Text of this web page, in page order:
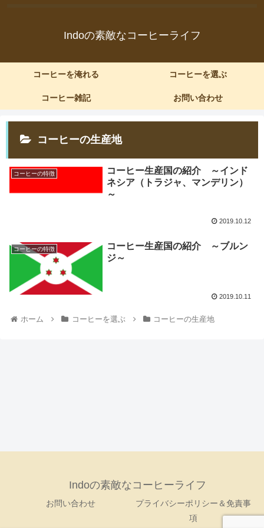
Indoの素敵なコーヒーライフ
コーヒーを淹れる コーヒーを選ぶ
コーヒー雑記 お問い合わせ
コーヒーの生産地
コーヒーの特徴
コーヒー生産国の紹介 ～インド
ネシア（トラジャ、マンデリン）
～
2019.10.12
コーヒーの特徴
コーヒー生産国の紹介 ～ブルン
ジ～
2019.10.11
ホーム コーヒーを選ぶ コーヒーの生産地
Indoの素敵なコーヒーライフ
お問い合わせ
プライバシーポリシー＆免責事
項